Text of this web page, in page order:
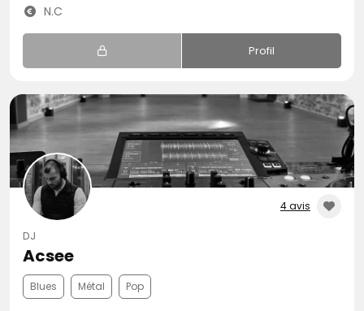
N.C
Profil
4 avis
DJ
Acsee
Blues Métal Pop